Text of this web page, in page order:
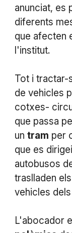
anunciat, es
diferents
que afecten
l'institut.
Tot i tractar-
de vehicles
cotxes-
que passa
un tram per
que es
autobusos
traslladen
vehicles
L'abocador